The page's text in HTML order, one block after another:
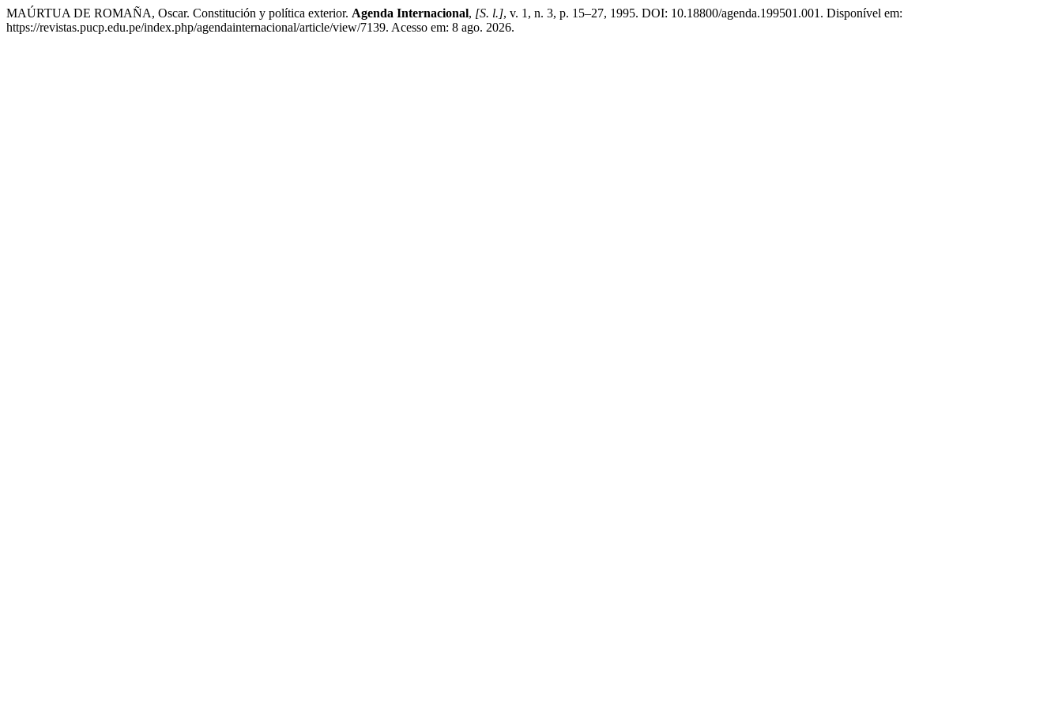
MAÚRTUA DE ROMAÑA, Oscar. Constitución y política exterior. Agenda Internacional, [S. l.], v. 1, n. 3, p. 15–27, 1995. DOI: 10.18800/agenda.199501.001. Disponível em:
https://revistas.pucp.edu.pe/index.php/agendainternacional/article/view/7139. Acesso em: 8 ago. 2026.